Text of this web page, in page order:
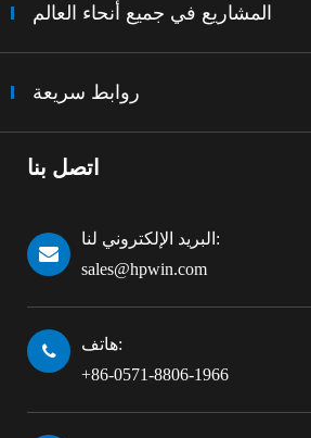
المشاريع في جميع أنحاء العالم
روابط سريعة
اتصل بنا
البريد الإلكتروني لنا:
sales@hpwin.com
هاتف:
+86-0571-8806-1966